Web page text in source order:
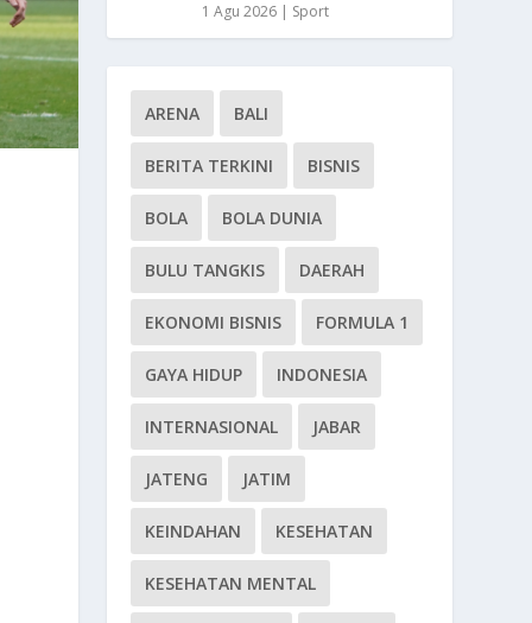
1 Agu 2026 | Sport
ARENA BALI
BERITA TERKINI BISNIS
BOLA BOLA DUNIA
BULU TANGKIS DAERAH
EKONOMI BISNIS FORMULA 1
GAYA HIDUP INDONESIA
INTERNASIONAL JABAR
JATENG JATIM
KEINDAHAN KESEHATAN
KESEHATAN MENTAL